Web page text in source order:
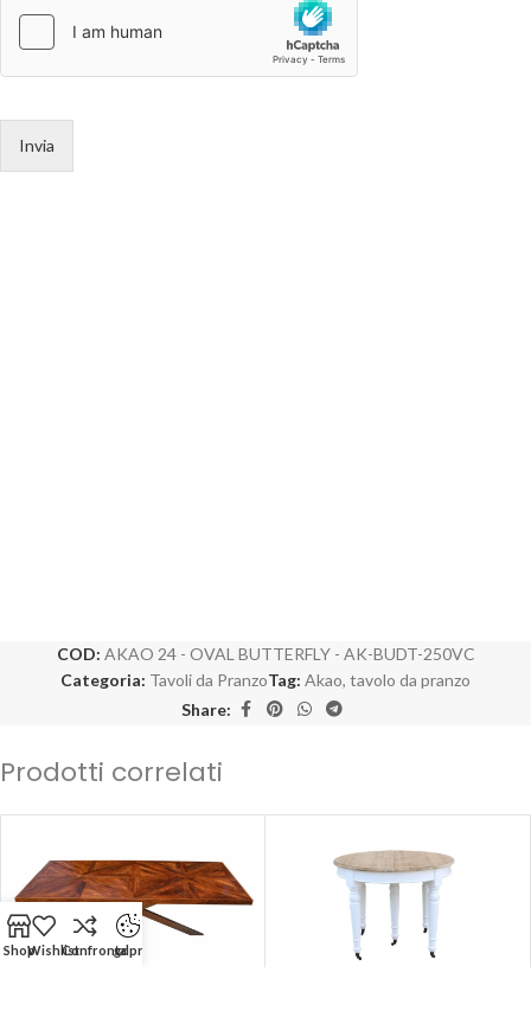
Invia
COD: AKAO 24 - OVAL BUTTERFLY - AK-BUDT-250VC
Categoria: Tavoli da PranzoTag: Akao, tavolo da pranzo
Share:
Prodotti correlati
ShopWishlistConfrontagdpr